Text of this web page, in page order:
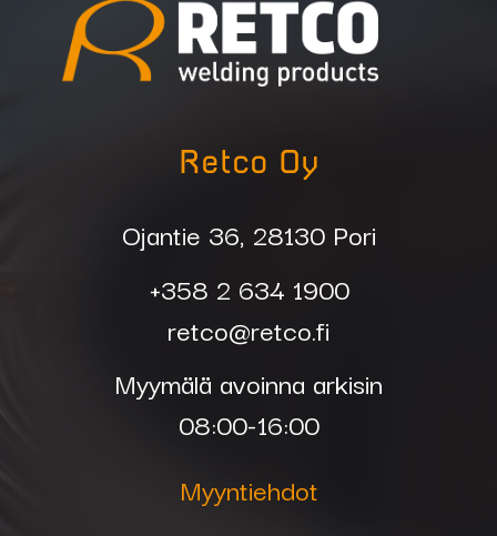
Retco Oy
Ojantie 36, 28130 Pori
+358 2 634 1900
retco@retco.fi
Myymälä avoinna arkisin
08:00-16:00
Myyntiehdot